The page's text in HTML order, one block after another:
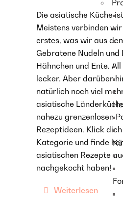
Die asiatische Küche
Meistens verbinden
erstes, was wir aus
Gebratene Nudeln und
Hähnchen und Ente.
lecker. Aber darüber
natürlich noch viel
asiatische
nahezu grenzenlosen
Rezeptideen. Klick
Kategorie und finde
asiatischen Rezepte
nachgekocht haben!
Weiterlesen